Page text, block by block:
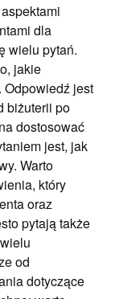
dla
wielu pytań.
jakie
jest
biżuterii po
dostosować
jest, jak
Warto
który
oraz
pytają także
od
dotyczące